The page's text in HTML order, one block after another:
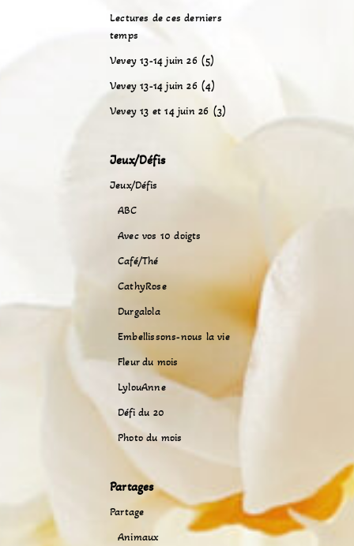
Lectures de ces derniers
temps
Vevey 13-14 juin 26 (5)
Vevey 13-14 juin 26 (4)
Vevey 13 et 14 juin 26 (3)
Jeux/Défis
Jeux/Défis
ABC
Avec vos 10 doigts
Café/Thé
CathyRose
Durgalola
Embellissons-nous la vie
Fleur du mois
LylouAnne
Défi du 20
Photo du mois
Partages
Partage
Animaux